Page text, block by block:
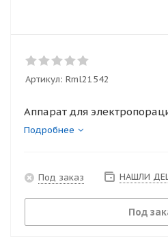
Артикул: Rml21542
Аппарат для
Подробнее
Под заказ НАШЛИ
Под